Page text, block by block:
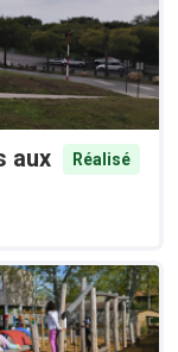
aux
Réalisé